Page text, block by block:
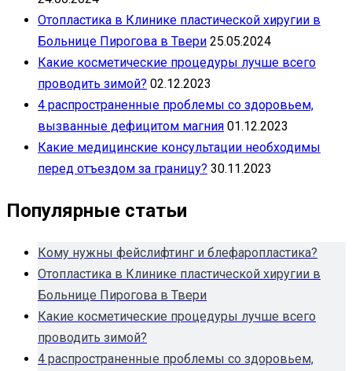
Отопластика в Клинике пластической хиругии в
Больнице Пирогова в Твери 25.05.2024
Какие косметические процедуры лучше всего
проводить зимой? 02.12.2023
4 распространенные проблемы со здоровьем,
вызванные дефицитом магния 01.12.2023
Какие медицинские консультации необходимы
перед отъездом за границу? 30.11.2023
Популярные статьи
Кому нужны фейслифтинг и блефаропластика?
Отопластика в Клинике пластической хиругии в
Больнице Пирогова в Твери
Какие косметические процедуры лучше всего
проводить зимой?
4 распространенные проблемы со здоровьем,